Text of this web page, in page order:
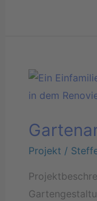
Projekt /
Gartenanlage